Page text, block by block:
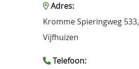
Adres:
Kromme Spieringweg 533,
Vijfhuizen
Telefoon: